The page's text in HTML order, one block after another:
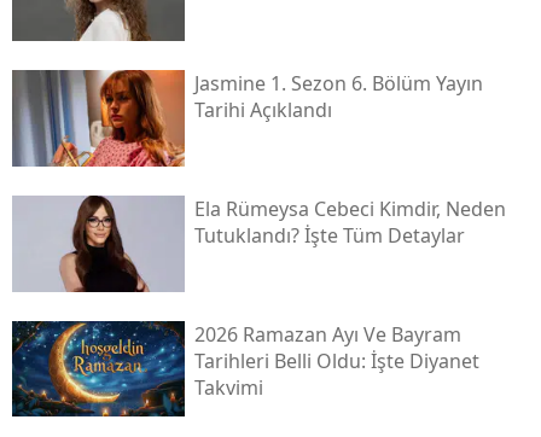
Jasmine 1. Sezon 6. Bölüm Yayın
Tarihi Açıklandı
Ela Rümeysa Cebeci Kimdir, Neden
Tutuklandı? İşte Tüm Detaylar
2026 Ramazan Ayı Ve Bayram
Tarihleri Belli Oldu: İşte Diyanet
Takvimi